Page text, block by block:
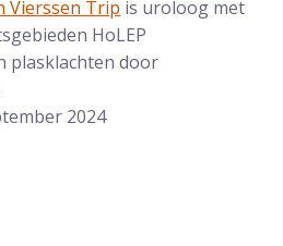
Vierssen Trip is uroloog met
HoLEP
plasklachten door
2024